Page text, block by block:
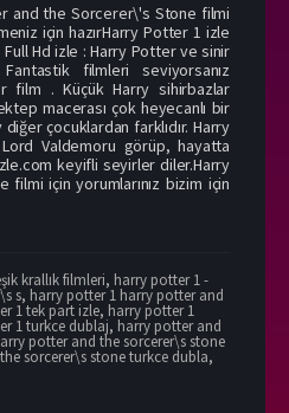
and the Sorcerer\'s Stone filmi
için hazırHarry Potter 1 izle
Full Hd izle : Harry Potter ve sinir
filmleri seviyorsanız
film . Küçük Harry sihirbazlar
macerası çok heyecanlı bir
çocuklardan farklıdır. Harry
Valdemoru görüp, hayatta
keyifli seyirler diler.Harry
filmi için yorumlarınız bizim için
krallık filmleri, harry potter 1 -
s, harry potter 1 harry potter and
1 tek part izle, harry potter 1
1 turkce dublaj, harry potter and
potter and the sorcerer\s stone
sorcerer\s stone turkce dubla,